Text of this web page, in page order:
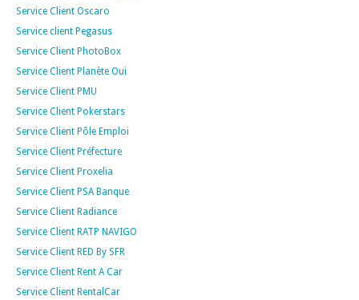
Service Client Oscaro
Service client Pegasus
Service Client PhotoBox
Service Client Planète Oui
Service Client PMU
Service Client Pokerstars
Service Client Pôle Emploi
Service Client Préfecture
Service Client Proxelia
Service Client PSA Banque
Service Client Radiance
Service Client RATP NAVIGO
Service Client RED By SFR
Service Client Rent A Car
Service Client RentalCar